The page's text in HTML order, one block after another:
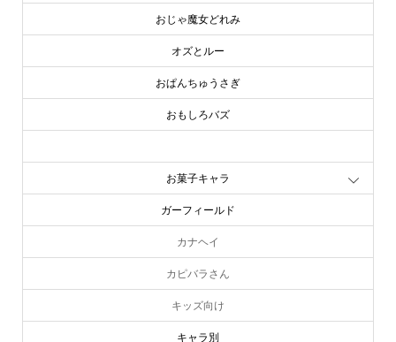
おじゃ魔女どれみ
オズとルー
おぱんちゅうさぎ
おもしろバズ
お菓子キャラ
ガーフィールド
カナヘイ
カピバラさん
キッズ向け
キャラ別